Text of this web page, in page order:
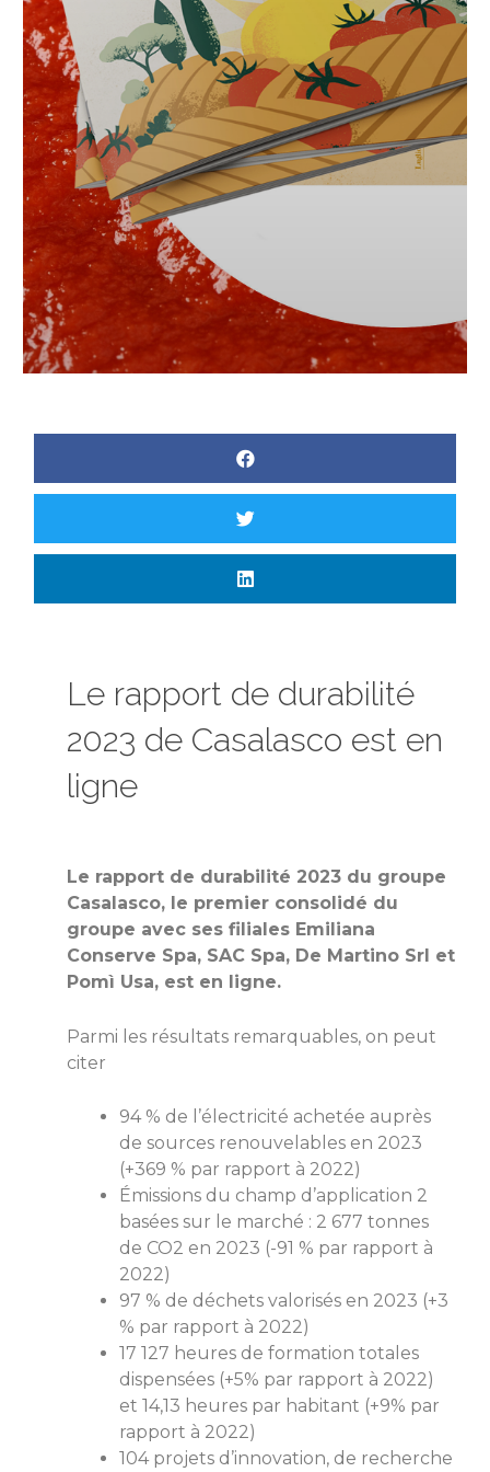
Le rapport de durabilité
2023 de Casalasco est en
ligne
Le rapport de durabilité 2023 du groupe
Casalasco, le premier consolidé du
groupe avec ses filiales Emiliana
Conserve Spa, SAC Spa, De Martino Srl et
Pomì Usa, est en ligne.
Parmi les résultats remarquables, on peut
citer
94 % de l’électricité achetée auprès
de sources renouvelables en 2023
(+369 % par rapport à 2022)
Émissions du champ d’application 2
basées sur le marché : 2 677 tonnes
de CO2 en 2023 (-91 % par rapport à
2022)
97 % de déchets valorisés en 2023 (+3
% par rapport à 2022)
17 127 heures de formation totales
dispensées (+5% par rapport à 2022)
et 14,13 heures par habitant (+9% par
rapport à 2022)
104 projets d’innovation, de recherche